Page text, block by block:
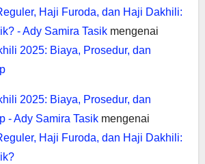
Haji Furoda, dan Haji Dakhili:
- Ady Samira Tasikmengenai
2025: Biaya, Prosedur, dan
2025: Biaya, Prosedur, dan
- Ady Samira Tasikmengenai
Haji Furoda, dan Haji Dakhili: